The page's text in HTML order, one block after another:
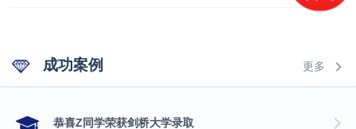
成功案例 更多
​恭喜Z同学荣获剑桥大学录取